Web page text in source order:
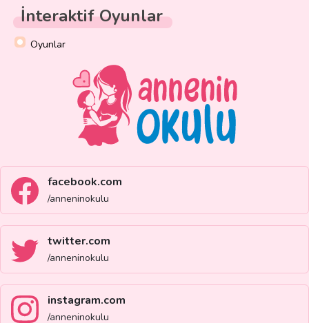
İnteraktif Oyunlar
Oyunlar
facebook.com
/anneninokulu
twitter.com
/anneninokulu
instagram.com
/anneninokulu